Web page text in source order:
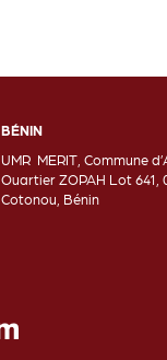
BÉNIN
UMR MERIT, Commune
Ouartier ZOPAH Lot 641,
Cotonou, Bénin